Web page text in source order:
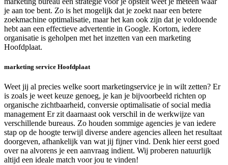
je aan toe bent. Zo is het mogelijk dat je zoekt naar een betere
zoekmachine optimalisatie, maar het kan ook zijn dat je voldoende
hebt aan een effectieve advertentie in Google. Kortom, iedere
organisatie is geholpen met het inzetten van een marketing
Hoofdplaat.
marketing service Hoofdplaat
Weet jij al precies welke soort marketingservice je in wilt zetten? Er
is zoals je weet keuze genoeg, je kan je bijvoorbeeld richten op
organische zichtbaarheid, conversie optimalisatie of social media
management Er zit daarnaast ook verschil in de werkwijze van
verschillende bureaus. Zo houden sommige agencies je van iedere
stap op de hoogte terwijl diverse andere agencies alleen het resultaat
doorgeven, afhankelijk van wat jij fijner vind. Denk hier eerst goed
over na alvorens je een aanvraag indient. Wij proberen natuurlijk
altijd een ideale match voor jou te vinden!